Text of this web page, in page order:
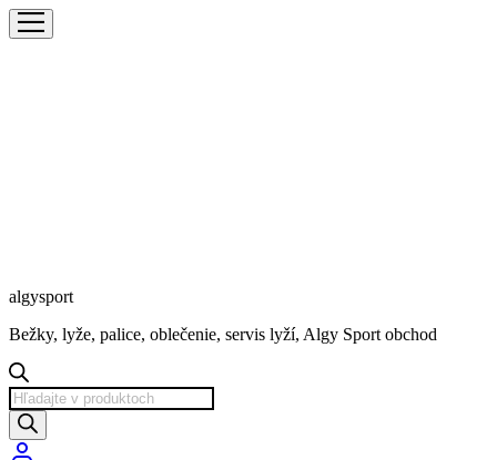
algysport
Bežky, lyže, palice, oblečenie, servis lyží, Algy Sport obchod
Products
search